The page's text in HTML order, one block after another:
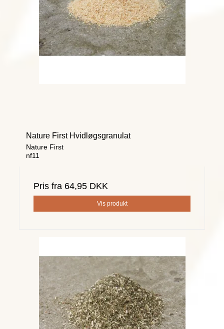
Nature First Hvidløgsgranulat
Nature First
nf11
Pris fra 64,95 DKK
Vis produkt